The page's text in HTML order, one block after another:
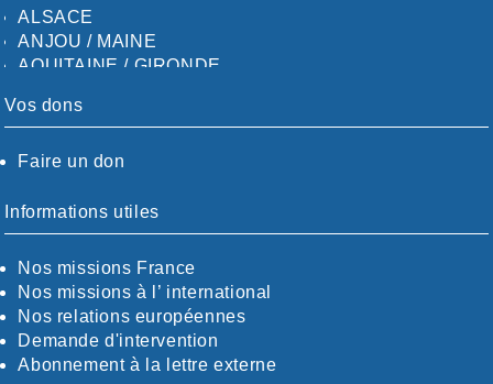
ALSACE
ANJOU / MAINE
AQUITAINE / GIRONDE
AUDE
CALVADOS-ORNE
CHARENTE-MARITIME
CÖTE-D'OR
CÖTES-D'ARMOR
DORDOGNE
DRÖME / ARDÈCHE
ESSONNE
EURE-ET-LOIR
Vos dons
Faire un don
Informations utiles
Nos missions France
Nos missions à l’ international
Nos relations européennes
Demande d'intervention
Abonnement à la lettre externe